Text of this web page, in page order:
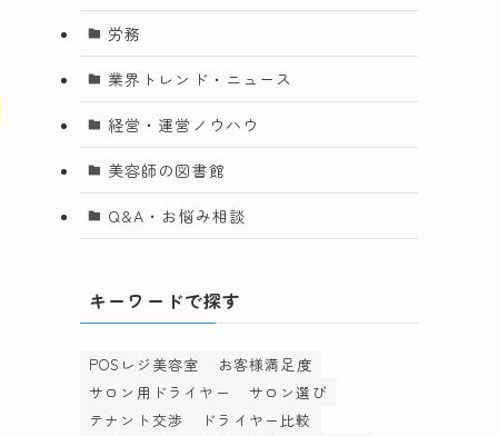
労務
業界トレンド・ニュース
経営・運営ノウハウ
美容師の図書館
Q&A・お悩み相談
キーワードで探す
POSレジ美容室
お客様満足度
サロン用ドライヤー
サロン選び
テナント交渉
ドライヤー比較